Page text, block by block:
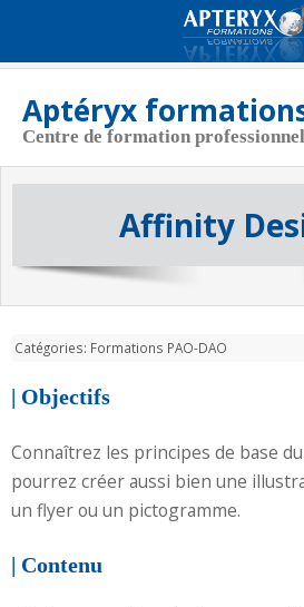
Aptéryx
Centre de formation
Aptéryx Formations
Coordonnées
Actualités
CGV
Politique de cookies (UE)
Affinity
Catégories: Formations PAO-DAO
| Objectifs
Connaîtrez les principes de base
pourrez créer aussi bien une
un flyer ou un pictogramme.
| Contenu